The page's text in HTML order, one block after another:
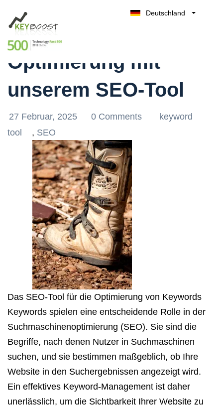
Deutschland
UK
Italia
Effektive Keyword-
Optimierung mit
unserem SEO-Tool
27 Februar, 2025 0 Comments
keyword
tool
, SEO
Das SEO-Tool für die Optimierung von Keywords
Keywords spielen eine entscheidende Rolle in der
Suchmaschinenoptimierung (SEO). Sie sind die
Begriffe, nach denen Nutzer in Suchmaschinen
suchen, und sie bestimmen maßgeblich, ob Ihre
Website in den Suchergebnissen angezeigt wird.
Ein effektives Keyword-Management ist daher
unerlässlich, um die Sichtbarkeit Ihrer Website zu